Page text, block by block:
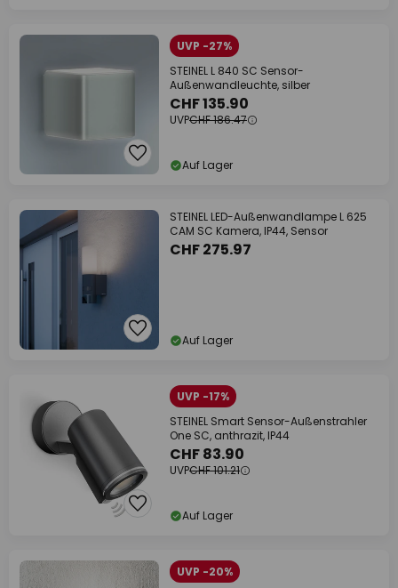
UVP -27%
STEINEL L 840 SC Sensor-
Außenwandleuchte, silber
CHF 135.90
UVPCHF 186.47
Auf Lager
STEINEL LED-Außenwandlampe L 625
CAM SC Kamera, IP44, Sensor
CHF 275.97
Auf Lager
UVP -17%
STEINEL Smart Sensor-Außenstrahler
One SC, anthrazit, IP44
CHF 83.90
UVPCHF 101.21
Auf Lager
UVP -20%